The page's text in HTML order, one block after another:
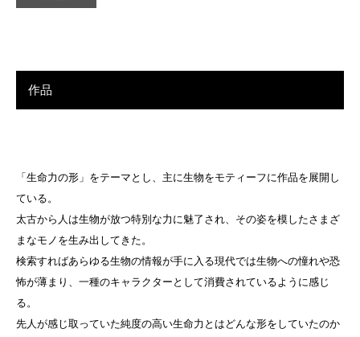
作品
「生命力の形」をテーマとし、主に生物をモティーフに作品を展開し
ている。
太古から人は生物が放つ特別な力に魅了され、その姿を模したさまざ
まなモノを生み出してきた。
検索すればあらゆる生物の情報が手に入る現代では生物への憧れや恐
怖が薄まり、一種のキャラクターとして消費されているように感じ
る。
先人が感じ取っていた純度の高い生命力とはどんな形をしていたのか